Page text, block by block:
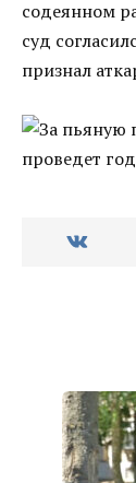
содеянном
суд
признал